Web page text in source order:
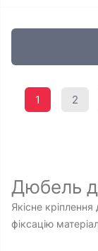
1 2
Дюбель
Якісне
фіксацію